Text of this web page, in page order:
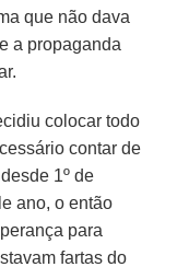
que não dava
a propaganda
colocar todo
contar de
1º de
ano, o então
para
fartas do